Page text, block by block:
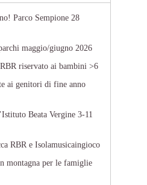
Parco Sempione 28
maggio/giugno 2026
riservato ai bambini >6
ai genitori di fine anno
Beata Vergine 3-11
RBR e Isolamusicaingioco
montagna per le famiglie